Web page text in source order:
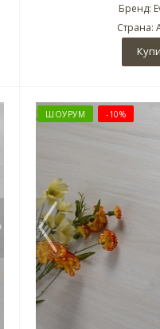
Бренд:
Страна:
ШОУРУМ -10%